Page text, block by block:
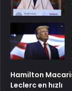
Hamilton
Leclerc en hızlı